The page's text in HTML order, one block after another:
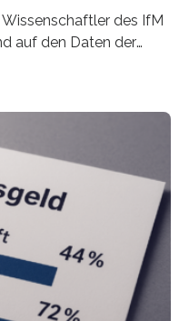
des IfM
auf den Daten der
von
nur die Gründungen
an der Spitze. In
Personen in eine
folgten die
Köln. Betrachtet man
– die Anzahl
je…